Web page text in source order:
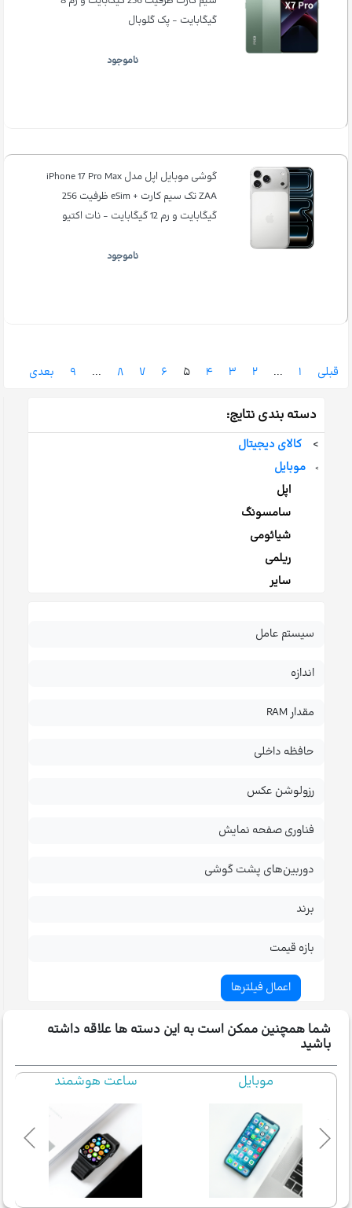
گیگابایت - پک گلوبال
ناموجود
گوشی موبایل اپل مدل iPhone 17 Pro Max
ZAA تک سیم کارت + eSim ظرفیت 256
گیگابایت و رم 12 گیگابایت - نات اکتیو
ناموجود
قبلی ۱ ... ۲ ۳ ۴ ۵ ۶ ۷ ۸ ... ۹ بعدی
دسته بندی نتایج:
>
کالای دیجیتال
>
موبایل
اپل
سامسونگ
شیائومی
ریلمی
سایر
سیستم عامل
اندازه
مقدار RAM
حافظه داخلی
رزولوشن عکس
فناوری صفحه نمایش
دوربین‌های پشت گوشی
برند
بازه قیمت
شما همچنین ممکن است به این دسته ها علاقه داشته
باشید
موبایل
ساعت هوشمند